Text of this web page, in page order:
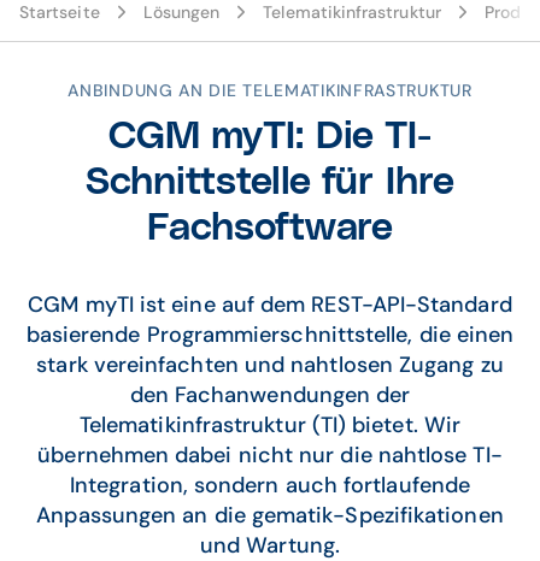
Startseite Lösungen Telematikinfrastruktur
ANBINDUNG AN DIE TELEMATIKINFRASTRUKTUR
CGM myTI: Die TI-
Schnittstelle für Ihre
Fachsoftware
CGM myTI ist eine auf dem REST-API-Standard
basierende Programmierschnittstelle, die einen
stark vereinfachten und nahtlosen Zugang zu
den Fachanwendungen der
Telematikinfrastruktur (TI) bietet. Wir
übernehmen dabei nicht nur die nahtlose TI-
Integration, sondern auch fortlaufende
Anpassungen an die gematik-Spezifikationen
und Wartung.